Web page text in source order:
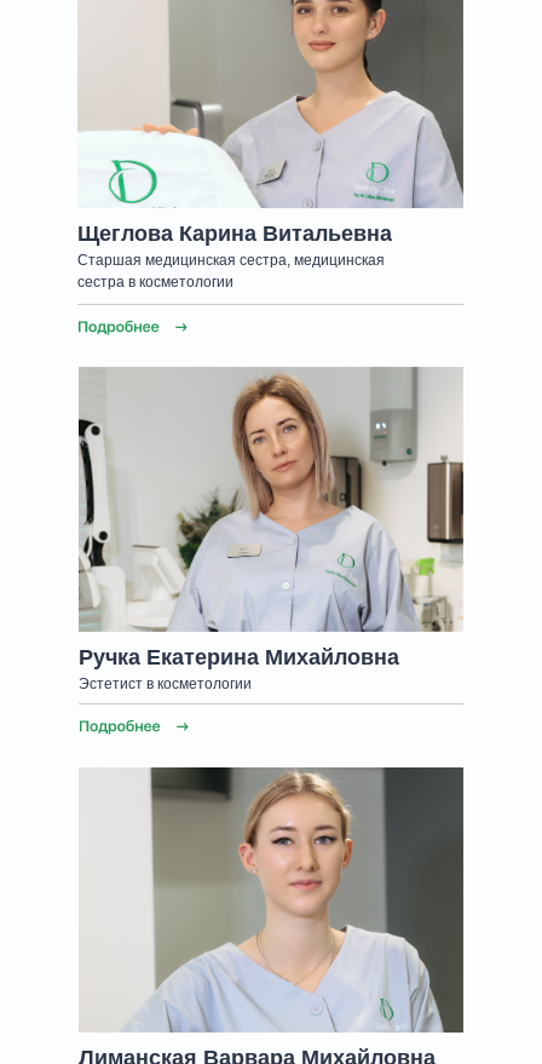
Щеглова Карина Витальевна
Старшая медицинская сестра, медицинская
сестра в косметологии
Ручка Екатерина Михайловна
Эстетист в косметологии
Лиманская Варвара Михайловна